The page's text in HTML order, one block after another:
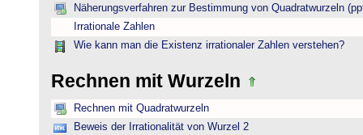
Näherungsverfahren zur Bestimmung von Quadratwurzeln
Irrationale Zahlen
Wie kann man die Existenz irrationaler Zahlen verstehen?
Rechnen mit Wurzeln
Rechnen mit Quadratwurzeln
Beweis der Irrationalität von Wurzel 2